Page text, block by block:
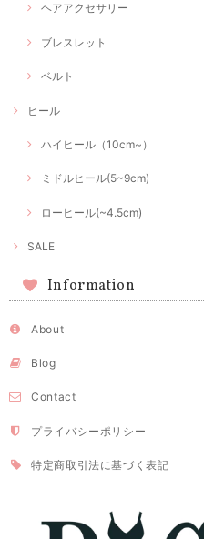
ヘアアクセサリー
ブレスレット
ベルト
ヒール
ハイヒール（10cm~）
ミドルヒール(5~9cm)
ローヒール(~4.5cm)
SALE
Information
About
Blog
Contact
プライバシーポリシー
特定商取引法に基づく表記